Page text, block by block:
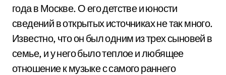
года в Москве. О его детстве и юности
сведений в открытых источниках не так много.
Известно, что он был одним из трех сыновей в
семье, и у него было теплое и любящее
отношение к музыке с самого раннего